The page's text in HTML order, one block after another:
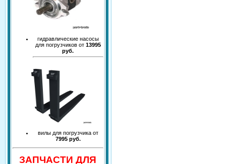
гидравлические насосы
для погрузчиков от 13995
руб.
вилы для погрузчика от
7995 руб.
ЗАПЧАСТИ ДЛЯ